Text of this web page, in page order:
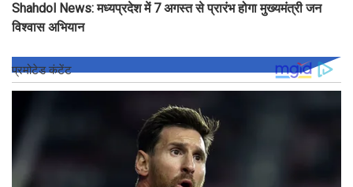
Shahdol News: मध्यप्रदेश में 7 अगस्त से प्रारंभ होगा मुख्यमंत्री जन
विश्वास अभियान